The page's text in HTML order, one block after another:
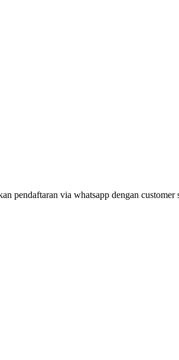
pendaftaran via whatsapp dengan customer